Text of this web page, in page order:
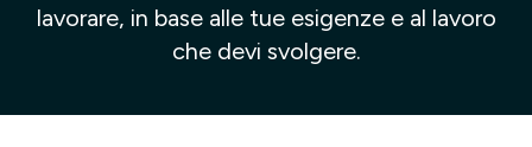
lavorare, in base alle tue esigenze e al lavoro
che devi svolgere.